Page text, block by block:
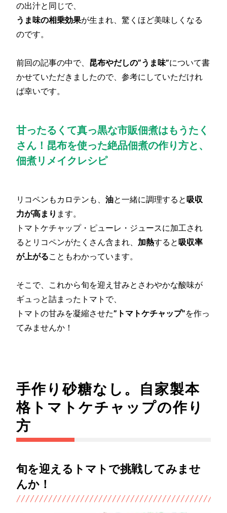
の出汁と同じで、
うま味の相乗効果が生まれ、驚くほど美味しくなる
のです。
前回の記事の中で、 昆布やだしの”うま味”について書
かせていただきましたので、参考にしていただけれ
ば幸いです。
甘ったるくて真っ黒な市販佃煮はもうたく
さん！昆布を使った絶品佃煮の作り方と、
佃煮リメイクレシピ
リコペンもカロテンも、油と一緒に調理すると吸収
力が高まり ます。
トマトケチャップ・ピューレ・ジュースに加工され
るとリコペンがたくさん含まれ、 加熱すると吸収率
が上がることもわかっています。
そこで、これから旬を迎え甘みとさわやかな酸味が
ギュっと詰まったトマトで、
トマトの甘みを凝縮させた”トマトケチャップ”を作っ
てみませんか！
手作り砂糖なし。自家製本
格トマトケチャップの作り
方
旬を迎えるトマトで挑戦してみませ
んか！